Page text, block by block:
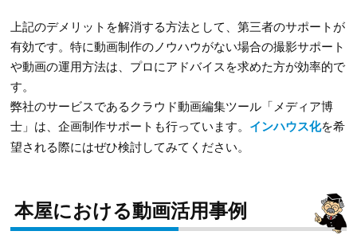
上記のデメリットを解消する方法として、第三者のサポートが
有効です。特に動画制作のノウハウがない場合の撮影サポート
や動画の運用方法は、プロにアドバイスを求めた方が効率的で
す。
弊社のサービスであるクラウド動画編集ツール「メディア博
士」は、企画制作サポートも行っています。 インハウス化を希
望される際にはぜひ検討してみてください。
本屋における動画活用事例